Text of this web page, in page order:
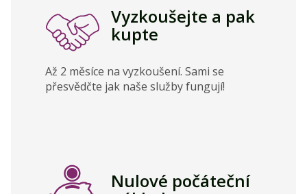
Vyzkoušejte a pak
kupte
Až 2 měsíce na vyzkoušení. Sami se
přesvědčte jak naše služby fungují!
Nulové počáteční